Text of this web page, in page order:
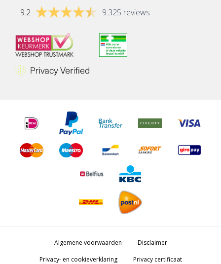
9.2 9.325 reviews
Algemene voorwaarden
Disclaimer
Privacy- en cookieverklaring
Privacy certificaat